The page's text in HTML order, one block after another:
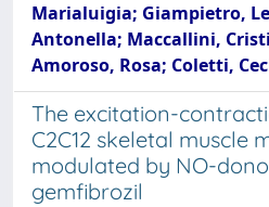
Marialuigia; Giampietro,
Antonella; Maccallini,
Amoroso, Rosa; Coletti,
The excitation-
C2C12 skeletal muscle
modulated by NO-
gemfibrozil